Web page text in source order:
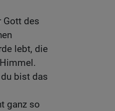
Gott des
lebt, die
bist das
ganz so